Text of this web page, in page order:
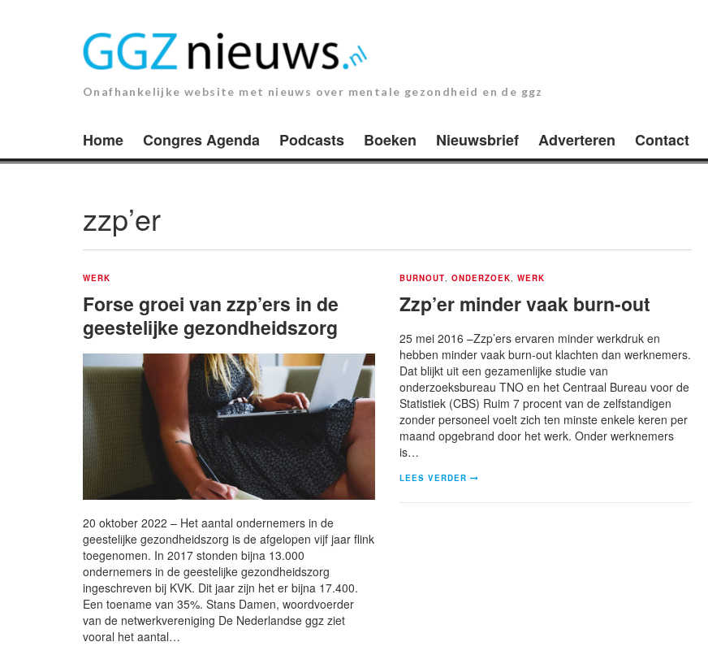
Onafhankelijke website met nieuws over mentale gezondheid en de ggz
Home Congres Agenda Podcasts Boeken Nieuwsbrief Adverteren Contact
zzp’er
WERK
Forse groei van zzp’ers in de
geestelijke gezondheidszorg
20 oktober 2022 – Het aantal ondernemers in de
geestelijke gezondheidszorg is de afgelopen vijf jaar flink
toegenomen. In 2017 stonden bijna 13.000
ondernemers in de geestelijke gezondheidszorg
ingeschreven bij KVK. Dit jaar zijn het er bijna 17.400.
Een toename van 35%. Stans Damen, woordvoerder
van de netwerkvereniging De Nederlandse ggz ziet
vooral het aantal…
BURNOUT ONDERZOEK WERK
Zzp’er minder vaak burn-out
25 mei 2016 –Zzp’ers ervaren minder werkdruk en
hebben minder vaak burn-out klachten dan werknemers.
Dat blijkt uit een gezamenlijke studie van
onderzoeksbureau TNO en het Centraal Bureau voor de
Statistiek (CBS) Ruim 7 procent van de zelfstandigen
zonder personeel voelt zich ten minste enkele keren per
maand opgebrand door het werk. Onder werknemers
is…
LEES VERDER